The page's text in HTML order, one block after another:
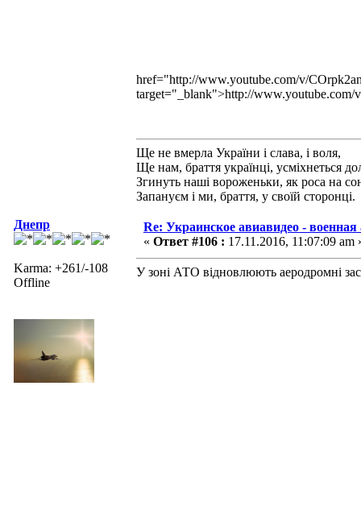
href="http://www.youtube.com/v/
target="_blank">http://
Ще не вмерла України і слава, і воля,
Ще нам, браття українці, усміхнеться
Згинуть наші вороженьки, як роса на
Запануєм i ми, браття, у своїй сторонці.
Днепр
Karma: +261/-108
Offline
Re: Украинское авиавидео -
« Ответ #106 : 17.11.2016, 11:07:09 am
У зоні АТО відновлюють аеродромні